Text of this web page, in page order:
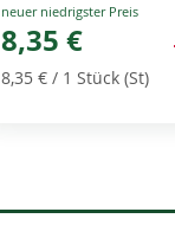
Special
Price
8,35 €
8,35 €/ 1 Stück (St)